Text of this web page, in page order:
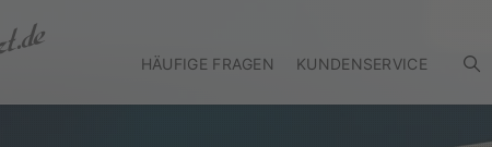
HÄUFIGE FRAGEN KUNDENSERVICE